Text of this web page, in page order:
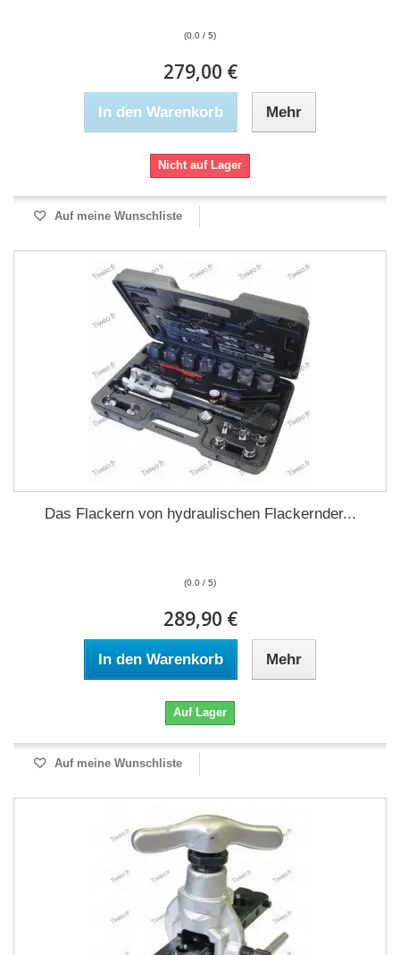
(0.0 / 5)
279,00 €
In den Warenkorb Mehr
Nicht auf Lager
Auf meine Wunschliste
Das Flackern von hydraulischen Flackernder...
(0.0 / 5)
289,90 €
In den Warenkorb Mehr
Auf Lager
Auf meine Wunschliste